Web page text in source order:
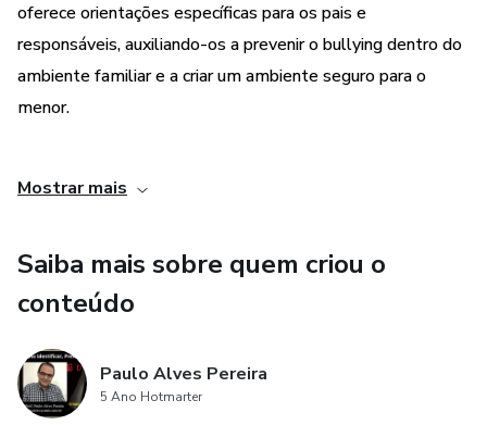
oferece orientações específicas para os pais e
responsáveis, auxiliando-os a prevenir o bullying dentro do
ambiente familiar e a criar um ambiente seguro para o
menor.
fornece estratégias e recursos para combater o bullying
até mesmo na internet, garantindo que o menor esteja
protegido em todos os contextos.
4. Identificação de habilidades e preparação para
autodefesa: O produto ajuda a identificar as habilidades
dos menores e oferece orientações para prepará-los para
Mostrar mais
Saiba mais sobre quem criou o
conteúdo
Paulo Alves Pereira
5 Ano Hotmarter